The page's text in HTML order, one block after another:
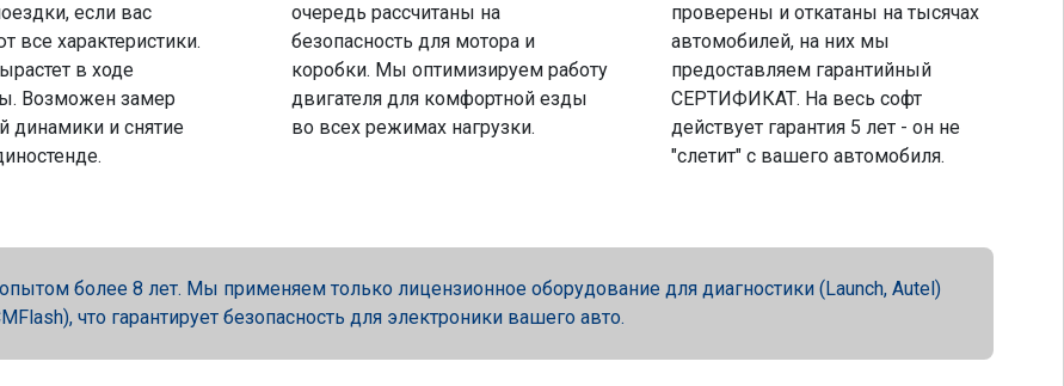
если вас
все характеристики.
в ходе
Возможен замер
динамики и снятие
очередь рассчитаны на
безопасность для мотора и
коробки. Мы оптимизируем работу
двигателя для комфортной езды
во всех режимах нагрузки.
проверены и откатаны на тысячах
автомобилей, на них мы
предоставляем гарантийный
СЕРТИФИКАТ. На весь софт
действует гарантия 5 лет - он не
"слетит" с вашего автомобиля.
более 8 лет. Мы применяем только лицензионное оборудование для диагностики (Launch, Autel)
что гарантирует безопасность для электроники вашего авто.